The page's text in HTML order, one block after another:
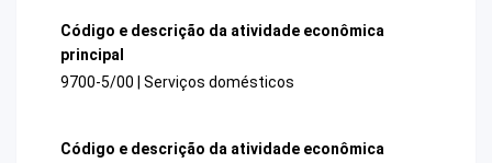
Código e descrição da atividade econômica
principal
9700-5/00 | Serviços domésticos
Código e descrição da atividade econômica